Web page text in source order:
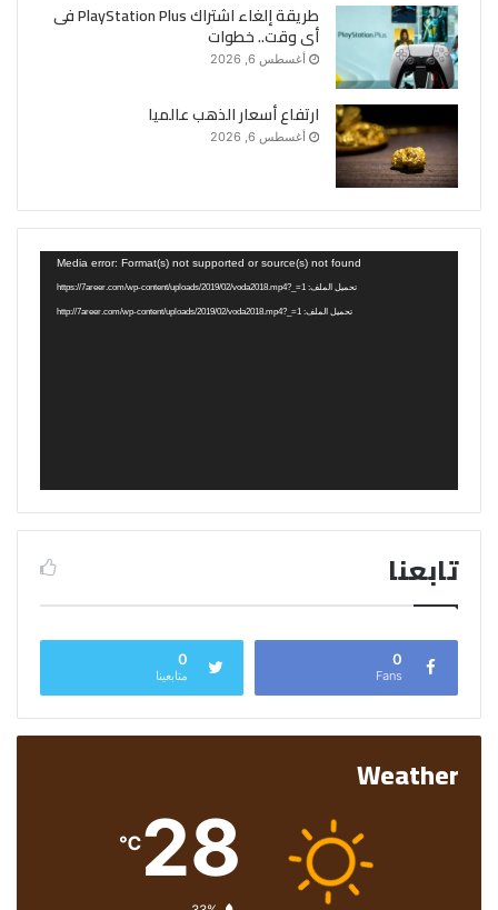
طريقة إلغاء اشتراك PlayStation Plus فى
أى وقت.. خطوات
أغسطس 6, 2026
ارتفاع أسعار الذهب عالميا
أغسطس 6, 2026
Media error: Format(s) not supported or source(s) not found
تحميل الملف: https://7areer.com/wp-content/uploads/2019/02/voda2018.mp4?_=1
تحميل الملف: http://7areer.com/wp-content/uploads/2019/02/voda2018.mp4?_=1
تابعنا
0
Fans
0
متابعينا
Weather
28
℃